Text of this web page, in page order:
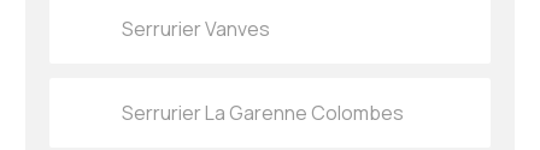
Serrurier Vanves
Serrurier La Garenne Colombes